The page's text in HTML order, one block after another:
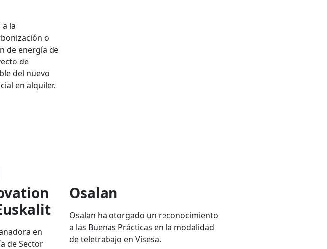
a la
o
de energía de
de
del nuevo
en alquiler.
en
de Sector
Osalan
Osalan ha otorgado un reconocimiento
a las Buenas Prácticas en la modalidad
de teletrabajo en Visesa.